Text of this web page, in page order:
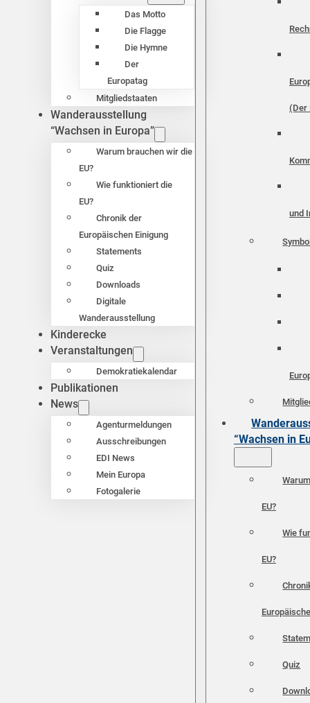
Das Motto
Die Flagge
Die Hymne
Der
Europatag
Mitgliedstaaten
Wanderausstellung
“Wachsen in Europa”
Warum brauchen wir die
EU?
Wie funktioniert die
EU?
Chronik der
Europäischen Einigung
Statements
Quiz
Downloads
Digitale
Wanderausstellung
Kinderecke
Veranstaltungen
Demokratiekalendar
Publikationen
News
Agenturmeldungen
Ausschreibungen
EDI News
Mein Europa
Fotogalerie
(Der
und
“Wachsen in
EU?
Wie
EU?
Quiz